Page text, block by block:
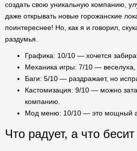
создать свою уникальную компанию,
даже открывать новые горожанские
поинтереснее! Но, как я и говорил,
раздумья.
Графика: 10/10 — хочется
Механика игры: 7/10 — веселуха,
Баги: 5/10 — раздражает, но
Кастомизация: 9/10 — можно
компанию.
Мод меню: 10/10 — это мощный
Что радует, а что бесит